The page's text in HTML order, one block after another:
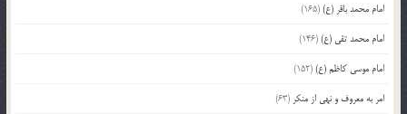
امام محمد باقر (ع)(165)
امام محمد تقی (ع)(146)
امام موسی کاظم (ع)(152)
امر به معروف و نهی از منکر (63)